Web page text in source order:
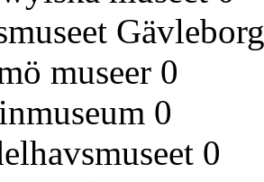
Gävleborg
museer 0
0
0